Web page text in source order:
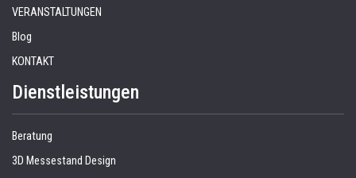
VERANSTALTUNGEN
Blog
KONTAKT
Dienstleistungen
Beratung
3D Messestand Design